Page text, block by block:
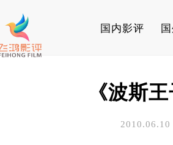
国内影评
《波斯
2010.06.10